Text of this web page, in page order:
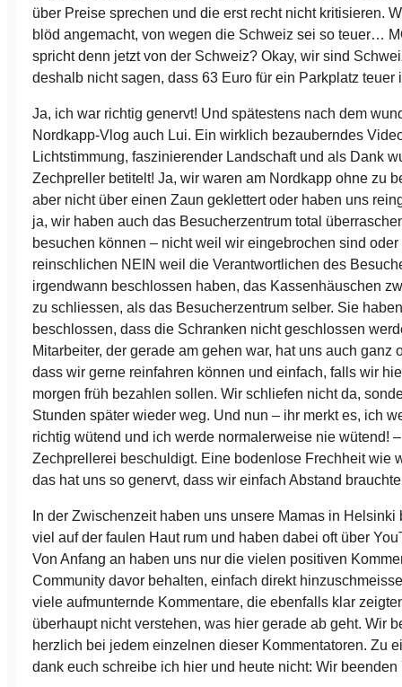
über Preise sprechen und die erst recht nicht kritisieren.
blöd angemacht, von wegen die Schweiz sei so teuer…
spricht denn jetzt von der Schweiz? Okay, wir sind
deshalb nicht sagen, dass 63 Euro für ein Parkplatz teuer
Ja, ich war richtig genervt! Und spätestens nach dem
Nordkapp-Vlog auch Lui. Ein wirklich bezauberndes
Lichtstimmung, faszinierender Landschaft und als Dank
Zechpreller betitelt! Ja, wir waren am Nordkapp ohne zu
aber nicht über einen Zaun geklettert oder haben uns
ja, wir haben auch das Besucherzentrum total
besuchen können – nicht weil wir eingebrochen sind
reinschlichen NEIN weil die Verantwortlichen des
irgendwann beschlossen haben, das Kassenhäuschen
zu schliessen, als das Besucherzentrum selber. Sie
beschlossen, dass die Schranken nicht geschlossen
Mitarbeiter, der gerade am gehen war, hat uns auch ganz
dass wir gerne reinfahren können und einfach, falls wir
morgen früh bezahlen sollen. Wir schliefen nicht da,
Stunden später wieder weg. Und nun – ihr merkt es, ich
richtig wütend und ich werde normalerweise nie wütend!
Zechprellerei beschuldigt. Eine bodenlose Frechheit wie
das hat uns so genervt, dass wir einfach Abstand
In der Zwischenzeit haben uns unsere Mamas in Helsinki
viel auf der faulen Haut rum und haben dabei oft über
Von Anfang an haben uns nur die vielen positiven
Community davor behalten, einfach direkt
viele aufmunternde Kommentare, die ebenfalls klar
überhaupt nicht verstehen, was hier gerade ab geht. Wir
herzlich bei jedem einzelnen dieser Kommentatoren. Zu
dank euch schreibe ich hier und heute nicht: Wir beenden